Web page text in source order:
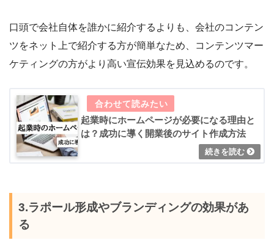
口頭で会社自体を誰かに紹介するよりも、会社のコンテン
ツをネット上で紹介する方が簡単なため、コンテンツマー
ケティングの方がより高い宣伝効果を見込めるのです。
起業時にホームページが必要になる理由と
は？成功に導く開業後のサイト作成方法
3.ラポール形成やブランディングの効果があ
る